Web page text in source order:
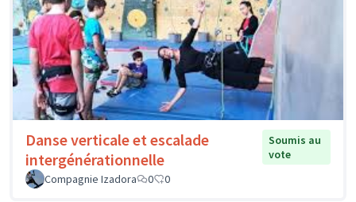
Danse verticale et escalade
intergénérationnelle
Soumis au
vote
Compagnie Izadora
0 0